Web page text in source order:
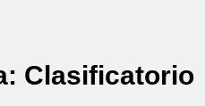
Clasificatorio